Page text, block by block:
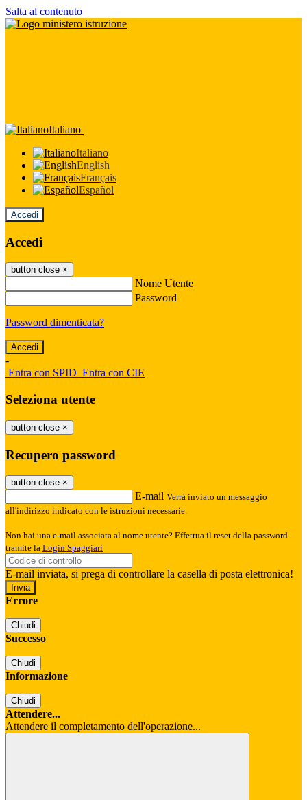
Salta al contenuto
Italiano
Italiano
English
Français
Español
Accedi
Accedi
button close ×
Nome Utente
Password
Password dimenticata?
-
Entra con SPID Entra con CIE
Seleziona utente
button close ×
Recupero password
button close ×
E-mail Verrà inviato un messaggio
all'indirizzo indicato con le istruzioni necessarie.
Non hai una e-mail associata al nome utente? Effettua il reset della password
tramite la Login Spaggiari
E-mail inviata, si prega di controllare la casella di posta elettronica!
Errore
Chiudi
Successo
Chiudi
Informazione
Chiudi
Attendere...
Attendere il completamento dell'operazione...